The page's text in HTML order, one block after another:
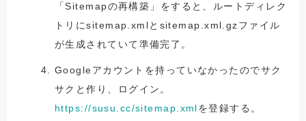
「Sitemapの再構築」をすると、ルートディレク
トリにsitemap.xmlとsitemap.xml.gzファイル
が生成されていて準備完了。
Googleアカウントを持っていなかったのでサク
サクと作り、ログイン。
https://susu.cc/sitemap.xmlを登録する。